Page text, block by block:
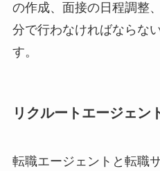
の作成、面接の日程調整
分で行わなければならな
す。
リクルートエージェン
転職エージェントと転職